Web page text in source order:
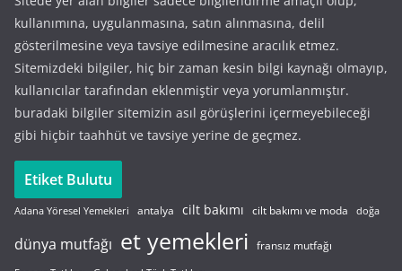
kullanımına, uygulanmasına, satın alınmasına, delil
gösterilmesine veya tavsiye edilmesine aracılık etmez.
Sitemizdeki bilgiler, hiç bir zaman kesin bilgi kaynağı olmayıp,
kullanıcılar tarafından eklenmiştir veya yorumlanmıştır.
buradaki bilgiler sitemizin asıl görüşlerini içermeyebileceği
gibi hiçbir taahhüt ve tavsiye yerine de geçmez.
Etiket Bulutu
Adana Yöresel Yemekleri antalya cilt bakımı cilt bakımı ve moda doğa
dünya mutfağı et yemekleri fransız mutfağı